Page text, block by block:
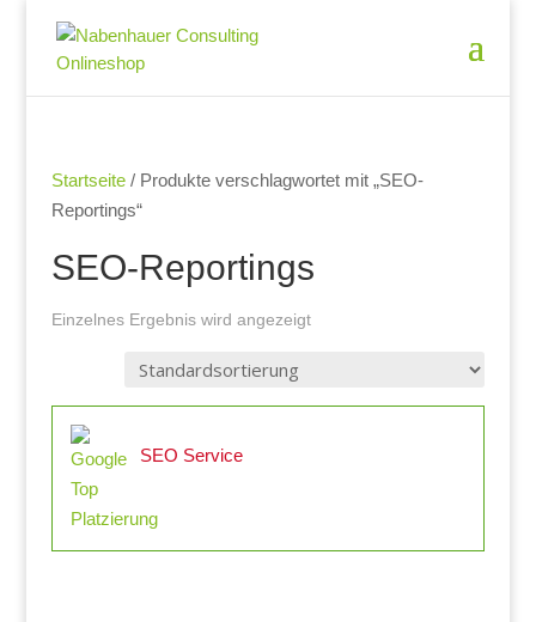
Startseite/ Produkte verschlagwortet mit „SEO-
Reportings“
SEO-Reportings
Einzelnes Ergebnis wird angezeigt
SEO Service